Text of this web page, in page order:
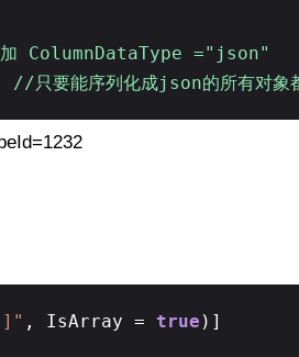
ColumnDataType ="json"
//只要能序列化成json的所有对象
, IsArray = true )]